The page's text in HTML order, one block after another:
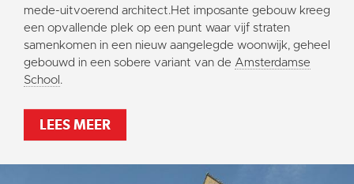
Omgeving
Activiteiten
Steun ons
Contact
Vaktaal
mede-uitvoerend architect.Het imposante gebouw kreeg
een opvallende plek op een punt waar vijf straten
samenkomen in een nieuw aangelegde woonwijk, geheel
gebouwd in een sobere variant van de Amsterdamse
School .
LEES MEER